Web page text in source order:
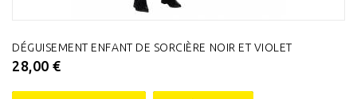
DÉGUISEMENT ENFANT DE SORCIÈRE NOIR ET VIOLET
28,00 €